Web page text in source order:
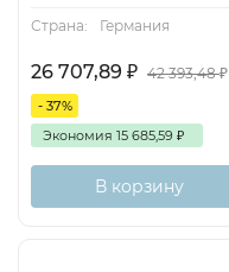
Страна:
Германия
26 707,89 ₽ 42 393,48₽
- 37%
Экономия 15 685,59 ₽
В корзину